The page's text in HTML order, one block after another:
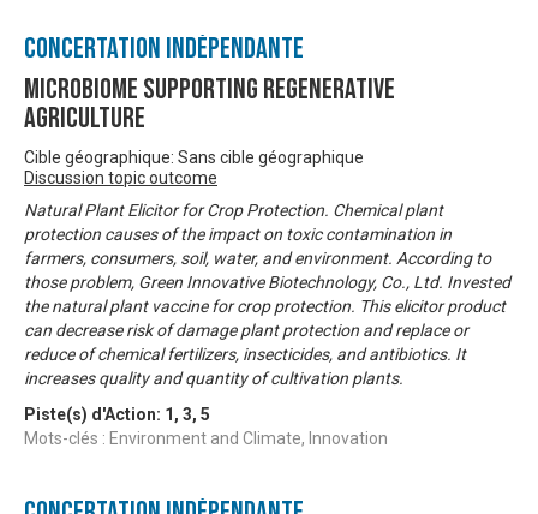
Concertation Indépendante
Microbiome Supporting Regenerative
Agriculture
Cible géographique: Sans cible géographique
Discussion topic outcome
Natural Plant Elicitor for Crop Protection. Chemical plant
protection causes of the impact on toxic contamination in
farmers, consumers, soil, water, and environment. According to
those problem, Green Innovative Biotechnology, Co., Ltd. Invested
the natural plant vaccine for crop protection. This elicitor product
can decrease risk of damage plant protection and replace or
reduce of chemical fertilizers, insecticides, and antibiotics. It
increases quality and quantity of cultivation plants.
Piste(s) d'Action: 1 , 3, 5
Mots-clés : Environment and Climate, Innovation